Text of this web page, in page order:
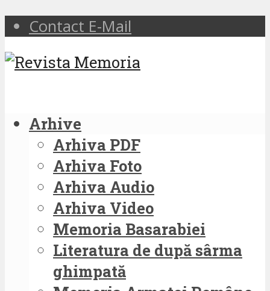
Contact E-Mail
Arhive
Arhiva PDF
Arhiva Foto
Arhiva Audio
Arhiva Video
Memoria Basarabiei
Literatura de după sârma
ghimpată